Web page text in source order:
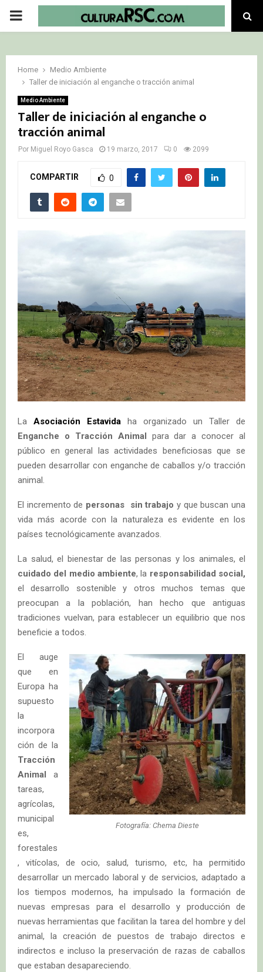
PRIMARY
Home
Medio Ambiente
Taller de iniciación al enganche o tracción animal
Medio Ambiente
Taller de iniciación al enganche o
tracción animal
Por Miguel Royo Gasca 19 marzo, 2017 0 2099
COMPARTIR 0
La Asociación Estavida ha organizado un Taller de
Enganche o Tracción Animal para dar a conocer al
público en general las actividades beneficiosas que se
pueden desarrollar con enganche de caballos y/o tracción
animal.
El incremento de personas sin trabajo y que buscan una
vida más acorde con la naturaleza es evidente en los
países tecnológicamente avanzados.
La salud, el bienestar de las personas y los animales, el
cuidado del medio ambiente, la responsabilidad social,
el desarrollo sostenible y otros muchos temas que
preocupan a la población, han hecho que antiguas
tradiciones vuelvan, para establecer un equilibrio que nos
beneficie a todos.
Fotografía: Chema Dieste
El auge
que en
Europa ha
supuesto
la
incorpora
ción de la
Tracción
Animal a
tareas,
agrícolas,
municipal
es,
forestales
, vitícolas, de ocio, salud, turismo, etc, ha permitido
desarrollar un mercado laboral y de servicios, adaptado a
los tiempos modernos, ha impulsado la formación de
nuevas empresas para el desarrollo y producción de
nuevas herramientas que facilitan la tarea del hombre y del
animal, la creación de puestos de trabajo directos e
indirectos e incluso la preservación de razas de caballos
que estaban desapareciendo.